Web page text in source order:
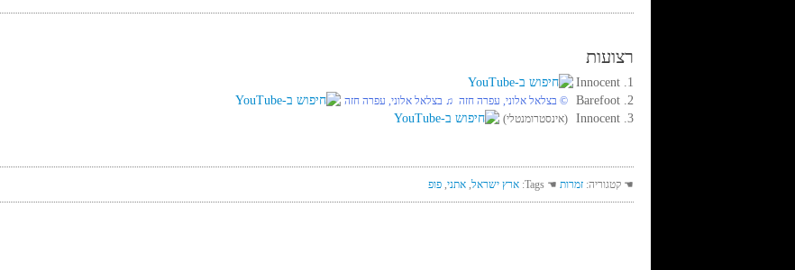
רצועות
1. Innocent
2. Barefoot
© בצלאל אלוני, עפרה חזה ♫ בצלאל אלוני, עפרה חזה
3. Innocent (אינסטרומנטלי)
☚ קטגוריה: זמרות ☚ Tags: ארץ ישראל, אתני, פופ